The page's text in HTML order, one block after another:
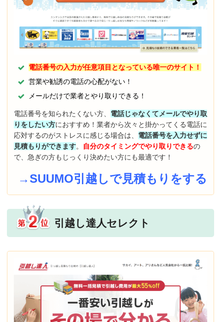
電話番号の入力が任意項目となっている唯一のサイト！
営業や勧誘の電話の心配がない！
メールだけで業者とやり取りできる！
電話番号を知られたくない方、 電話じゃなくてメールでやり取
りをしたい方におすすめ！業者から次々と掛かってくる電話に
応対するのがストレスに感じる場合は、 電話番号を入力せずに
見積もりができます。 自分のタイミングでやり取りできるの
で、急ぎの方もじっくり決めたい方にも最適です！
→SUUMO引越しで見積もりをする
引越し達人セレクト